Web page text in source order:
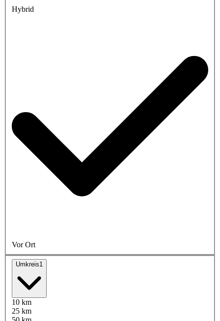
Hybrid
Vor Ort
Umkreis1
10 km
25 km